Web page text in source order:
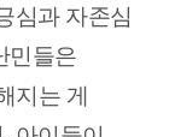
심과 자존심
민들은
지는 게